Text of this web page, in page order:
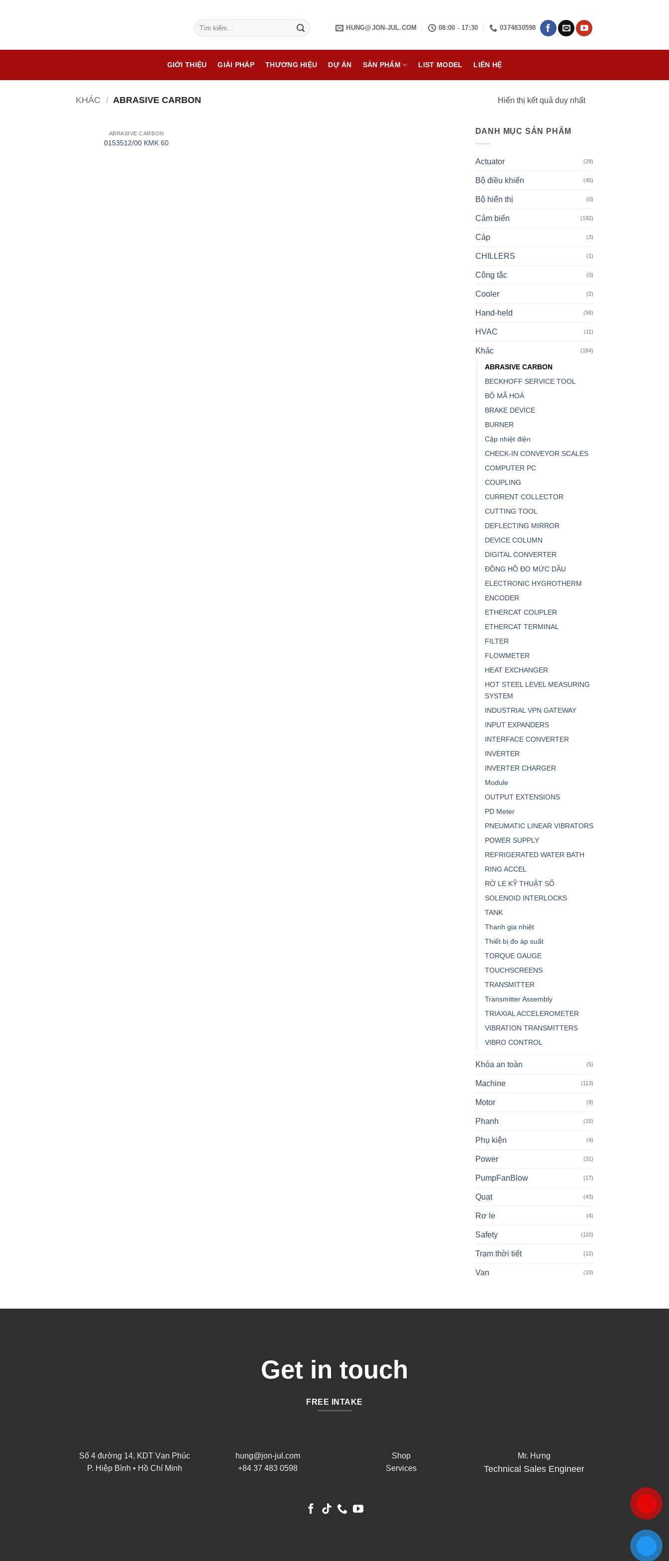
Tìm
kiếm:
HUNG@JON-JUL.COM 08:00 - 17:30 0374830598
GIỚI THIỆU GIẢI PHÁP THƯƠNG HIỆU DỰ ÁN SẢN PHẨM LIST MODEL LIÊN HỆ
KHÁC / ABRASIVE CARBON Hiển thị kết quả duy nhất
ABRASIVE CARBON
0153512/00 KMK 60
DANH MỤC SẢN PHẨM
Actuator (29)
Bộ điều khiển (45)
Bộ hiển thị (0)
Cảm biến (192)
Cáp (3)
CHILLERS (1)
Công tắc (0)
Cooler (2)
Hand-held (58)
HVAC (11)
Khác (184)
ABRASIVE CARBON
BECKHOFF SERVICE TOOL
BỘ MÃ HOÁ
BRAKE DEVICE
BURNER
Cặp nhiệt điện
CHECK-IN CONVEYOR SCALES
COMPUTER PC
COUPLING
CURRENT COLLECTOR
CUTTING TOOL
DEFLECTING MIRROR
DEVICE COLUMN
DIGITAL CONVERTER
ĐỒNG HỒ ĐO MỨC DẦU
ELECTRONIC HYGROTHERM
ENCODER
ETHERCAT COUPLER
ETHERCAT TERMINAL
FILTER
FLOWMETER
HEAT EXCHANGER
HOT STEEL LEVEL MEASURING
SYSTEM
INDUSTRIAL VPN GATEWAY
INPUT EXPANDERS
INTERFACE CONVERTER
INVERTER
INVERTER CHARGER
Module
OUTPUT EXTENSIONS
PD Meter
PNEUMATIC LINEAR VIBRATORS
POWER SUPPLY
REFRIGERATED WATER BATH
RING ACCEL
RỜ LE KỸ THUẬT SỐ
SOLENOID INTERLOCKS
TANK
Thanh gia nhiệt
Thiết bị đo áp suất
TORQUE GAUGE
TOUCHSCREENS
TRANSMITTER
Transmitter Assembly
TRIAXIAL ACCELEROMETER
VIBRATION TRANSMITTERS
VIBRO CONTROL
Khóa an toàn (5)
Machine (113)
Motor (9)
Phanh (15)
Phụ kiện (4)
Power (31)
PumpFanBlow (17)
Quạt (43)
Rơ le (4)
Safety (110)
Trạm thời tiết (12)
Van (10)
Get in touch
FREE INTAKE
Số 4 đường 14, KDT Vạn Phúc
P. Hiệp Bình • Hồ Chí Minh
hung@jon-jul.com
+84 37 483 0598
Shop
Services
Mr. Hưng
Technical Sales Engineer